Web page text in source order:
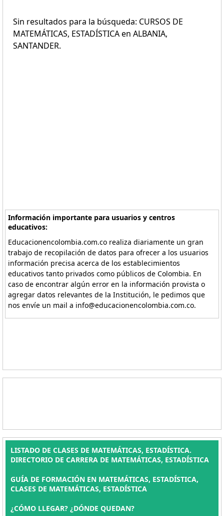
Sin resultados para la búsqueda: CURSOS DE
MATEMÁTICAS, ESTADÍSTICA en ALBANIA,
SANTANDER.
Información importante para usuarios y centros
educativos:
Educacionencolombia.com.co realiza diariamente un gran
trabajo de recopilación de datos para ofrecer a los usuarios
información precisa acerca de los establecimientos
educativos tanto privados como públicos de Colombia. En
caso de encontrar algún error en la información provista o
agregar datos relevantes de la Institución, le pedimos que
nos envíe un mail a info@educacionencolombia.com.co.
LISTADO DE CLASES DE MATEMÁTICAS, ESTADÍSTICA.
DIRECTORIO DE CARRERA DE MATEMÁTICAS, ESTADÍSTICA
GUÍA DE FORMACIÓN EN MATEMÁTICAS, ESTADÍSTICA,
CLASES DE MATEMÁTICAS, ESTADÍSTICA
¿CÓMO LLEGAR? ¿DÓNDE QUEDAN?